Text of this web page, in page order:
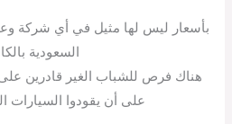
بأسعار ليس لها مثيل في أي شركة
السعودية
هناك فرص للشباب الغير قادرين
على أن يقودوا السيارات